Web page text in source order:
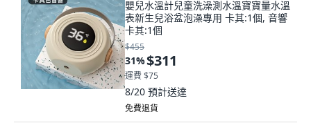
嬰兒水溫計兒童洗澡測水溫寶寶量水溫
表新生兒浴盆泡澡專用 卡其:1個, 音響
卡其:1個
$455
31%$311
運費 $75
8/20 預計送達
免費退貨